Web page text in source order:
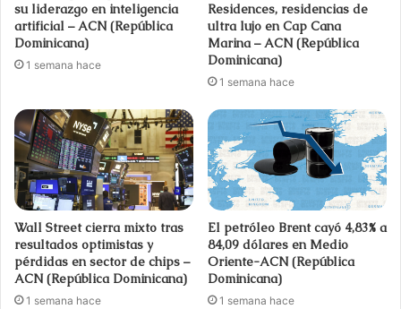
su liderazgo en inteligencia
artificial – ACN (República
Dominicana)
1 semana hace
Residences, residencias de
ultra lujo en Cap Cana
Marina – ACN (República
Dominicana)
1 semana hace
Wall Street cierra mixto tras
resultados optimistas y
pérdidas en sector de chips –
ACN (República Dominicana)
1 semana hace
El petróleo Brent cayó 4,83% a
84,09 dólares en Medio
Oriente-ACN (República
Dominicana)
1 semana hace